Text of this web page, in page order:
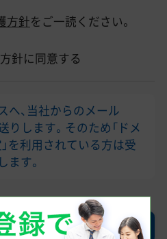
方針をご一読ください。
針に同意する
へ、当社からのメール
りします。そのため「ドメ
を利用されている方は受
す。
画面へ